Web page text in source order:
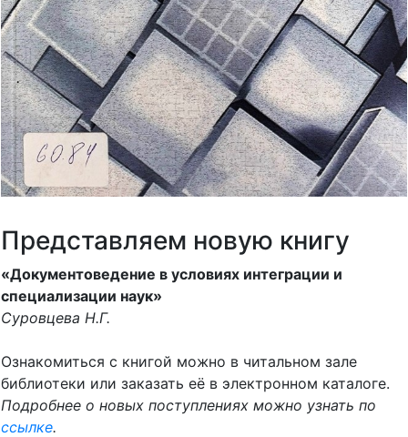
Представляем новую книгу
«Документоведение в условиях интеграции и
специализации наук»
Суровцева Н.Г.
Ознакомиться с книгой можно в читальном зале
библиотеки или заказать её в электронном каталоге.
Подробнее о новых поступлениях можно узнать по
ссылке.